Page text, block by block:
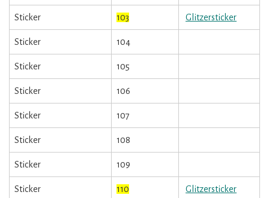
Sticker 103 Glitzersticker
Sticker 104
Sticker 105
Sticker 106
Sticker 107
Sticker 108
Sticker 109
Sticker 110 Glitzersticker